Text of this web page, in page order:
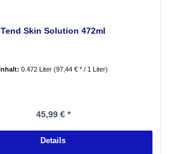
Tend Skin Solution 472ml
Inhalt: 0.472 Liter (97,44 € * / 1 Liter)
Regulärer Preis:
45,99 € *
Details